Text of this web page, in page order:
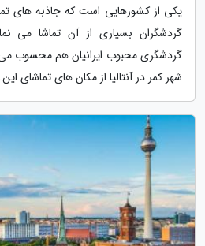
یکی از کشورهایی است که جاذبه های
گردشگران بسیاری از آن تماشا می
گردشگری محبوب ایرانیان هم محسوب می
شهر کمر در آنتالیا از مکان های تماشای